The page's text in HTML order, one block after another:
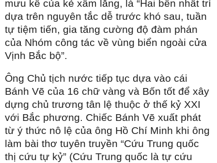
mưu kế của kẻ xâm lăng, là “Hai bên nhất trí
dựa trên nguyên tắc dễ trước khó sau, tuần
tự tiệm tiến, gia tăng cường độ đàm phán
của Nhóm công tác về vùng biển ngoài cửa
Vịnh Bắc bộ”.
Ông Chủ tịch nước tiếp tục dựa vào cái
Bánh Vẽ của 16 chữ vàng và Bốn tốt để xây
dựng chủ trương tân lệ thuộc ở thế kỷ XXI
với Bắc phương. Chiếc Bánh Vẽ xuất phát
từ ý thức nô lệ của ông Hồ Chí Minh khi ông
làm bài thơ tuyên truyền “Cứu Trung quốc
thị cứu tự kỷ” (Cứu Trung quốc là tự cứu